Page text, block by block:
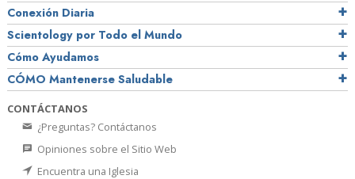
Conexión Diaria
Scientology por Todo el Mundo
Cómo Ayudamos
CÓMO Mantenerse Saludable
CONTÁCTANOS
¿Preguntas? Contáctanos
Opiniones sobre el Sitio Web
Encuentra una Iglesia